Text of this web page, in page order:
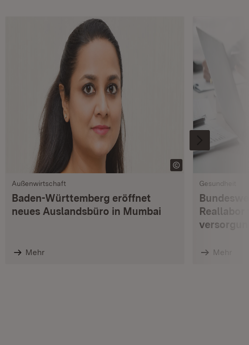
Außenwirtschaft
Baden-Württemberg eröffnet
neues Auslandsbüro in Mumbai
Mehr
Gesundheit
Mehr